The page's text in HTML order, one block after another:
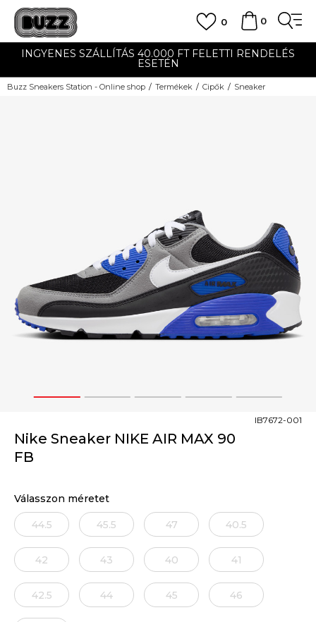
0
0
INGYENES SZÁLLÍTÁS 40.000 FT FELETTI RENDELÉS
ESETÉN
Buzz Sneakers Station - Online shop Termékek Cipők Sneaker
1 2 3 4 5
Nike Sneaker NIKE AIR MAX 90
FB
IB7672-001
Válasszon méretet
44.5 45.5 47 40.5
42 43 40 41
42.5 44 45 46